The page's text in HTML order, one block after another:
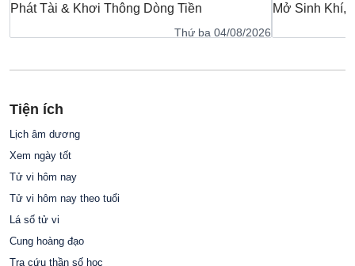
Phát Tài & Khơi Thông Dòng Tiền
Thứ ba 04/08/2026
Mở Sinh Khí,
Tiện ích
Lịch âm dương
Xem ngày tốt
Tử vi hôm nay
Tử vi hôm nay theo tuổi
Lá số tử vi
Cung hoàng đạo
Tra cứu thần số học